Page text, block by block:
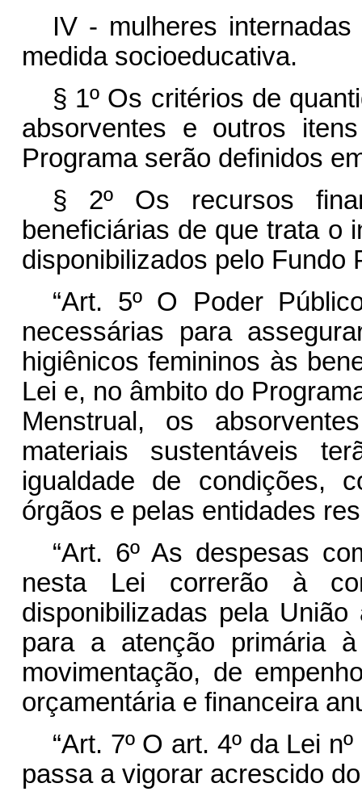
IV - mulheres
medida socioeducativa.
§ 1º Os critérios de
absorventes e outros
Programa serão definidos
§ 2º Os recursos
beneficiárias de que trata o
disponibilizados pelo Fundo
“Art. 5º O Poder
necessárias para
higiênicos femininos às
Lei e, no âmbito do
Menstrual, os
materiais sustentáveis
igualdade de condições,
órgãos e pelas entidades
“Art. 6º As despesas
nesta Lei correrão à
disponibilizadas pela
para a atenção primária
movimentação, de
orçamentária e financeira
“Art. 7º O art. 4º da Lei
passa a vigorar acrescido